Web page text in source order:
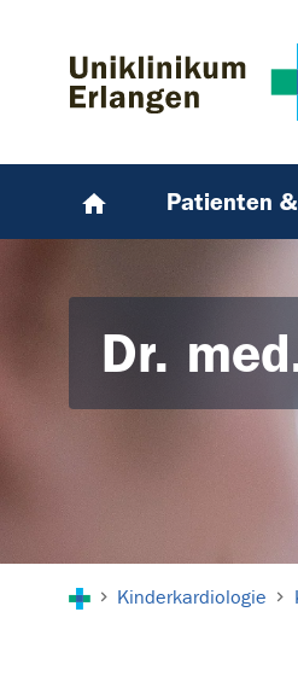
Patienten
Dr.
Kinderkardiologie